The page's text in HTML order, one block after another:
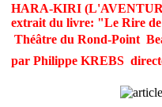
HARA-KIRI
extrait du livre: "Le Rire
 Théâtre du Rond-Point 
par Philippe KREBS 